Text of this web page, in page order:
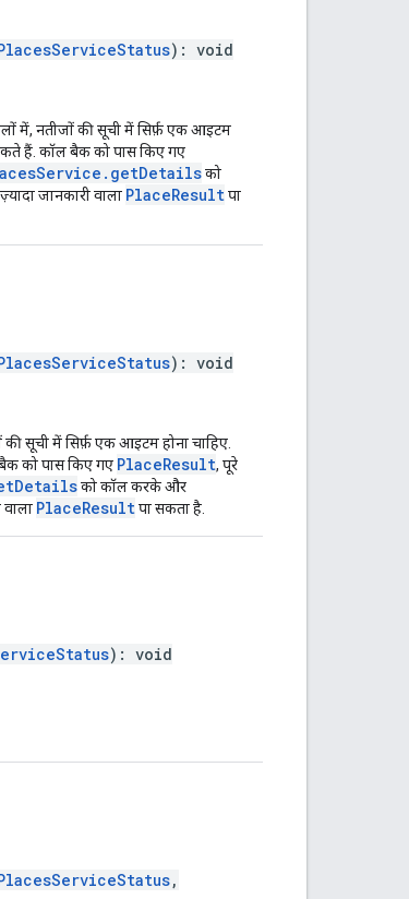
): void
में, नतीजों की सूची में सिर्फ़ एक आइटम
हैं. कॉल बैक को पास किए गए
को
जानकारी वाला PlaceResultपा
): void
की सूची में सिर्फ़ एक आइटम होना चाहिए.
को पास किए गए PlaceResult, पूरे
को कॉल करके और
PlaceResultपा सकता है.
): void
,